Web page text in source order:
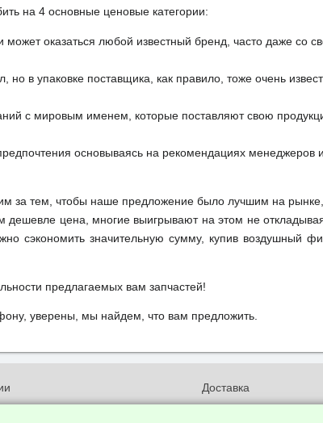
на 4 основные ценовые категории:
оказаться любой известный бренд, часто даже со
в упаковке поставщика, как правило, тоже очень
с мировым именем, которые поставляют свою
основываясь на рекомендациях менеджеров
за тем, чтобы наше предложение было лучшим на рынке,
дешевле цена, многие выигрывают на этом не
сэкономить значительную сумму, купив воздушный
предлагаемых вам запчастей!
уверены, мы найдем, что вам предложить.
Доставка